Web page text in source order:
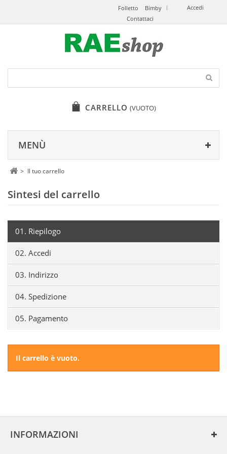
Accedi
Folletto
Bimby
Contattaci
CARRELLO (VUOTO)
MENÙ
> Il tuo carrello
Sintesi del carrello
01. Riepilogo
02. Accedi
03. Indirizzo
04. Spedizione
05. Pagamento
Il carrello è vuoto.
INFORMAZIONI